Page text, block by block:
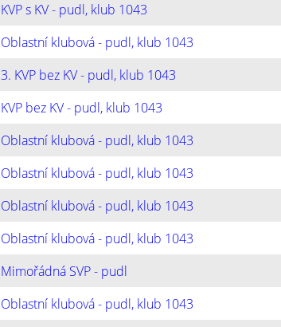
KVP s KV - pudl, klub 1043
Oblastní klubová - pudl, klub 1043
3. KVP bez KV - pudl, klub 1043
KVP bez KV - pudl, klub 1043
Oblastní klubová - pudl, klub 1043
Oblastní klubová - pudl, klub 1043
Oblastní klubová - pudl, klub 1043
Oblastní klubová - pudl, klub 1043
Mimořádná SVP - pudl
Oblastní klubová - pudl, klub 1043